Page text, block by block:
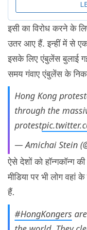
इसी का विरोध करने के
उतर आए हैं. इन्हीं में से एक
इसके लिए एंबुलेंस बुलाई
समय गंवाए एंबुलेंस के
Hong Kong
through the
protest
— Amichai Stein
ऐसे देशों को हॉन्गकॉन्ग
मीडिया पर भी लोग वहां
हैं.
#HongKongers